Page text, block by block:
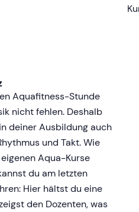
Aquafitness-Stunde
nicht fehlen. Deshalb
deiner Ausbildung auch
und Takt. Wie
Aqua-Kurse
du am letzten
Hier hältst du eine
den Dozenten, was